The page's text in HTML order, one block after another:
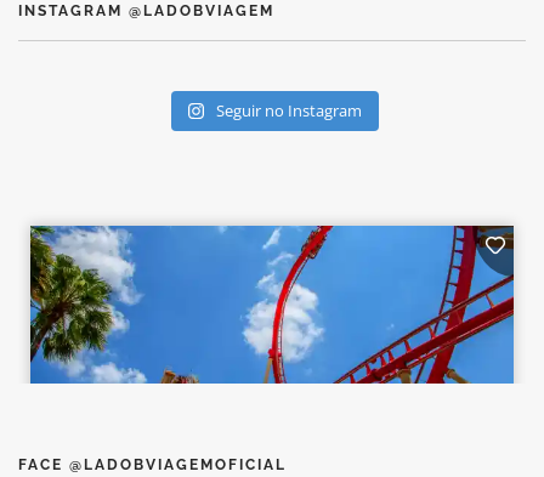
INSTAGRAM @LADOBVIAGEM
Seguir no Instagram
FACE @LADOBVIAGEMOFICIAL